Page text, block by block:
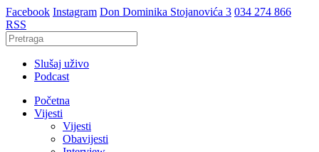
Facebook Instagram Don Dominika Stojanovića 3 034 274 866
RSS
Slušaj uživo
Podcast
Početna
Vijesti
Vijesti
Obavijesti